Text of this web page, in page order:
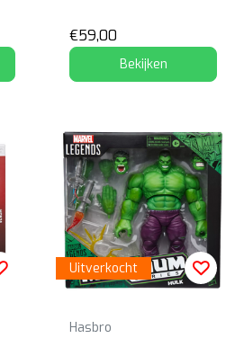
€59,00
Bekijken
Uitverkocht
Hasbro